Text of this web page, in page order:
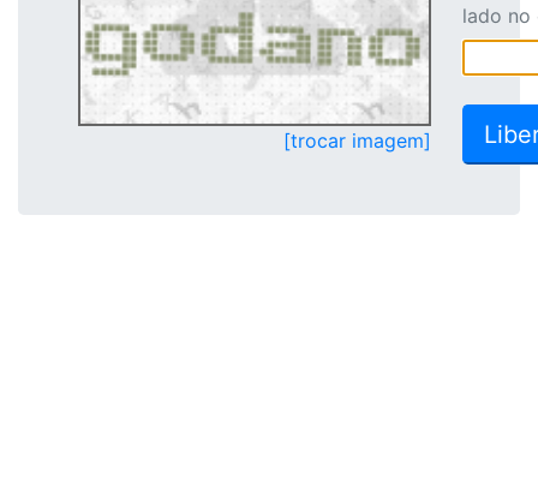
[trocar imagem]
lado no